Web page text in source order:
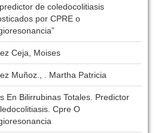
de coledocolitiasis
por CPRE o
Ceja, Moises
Muñoz., . Martha Patricia
En Bilirrubinas Totales. Predictor
Cpre O